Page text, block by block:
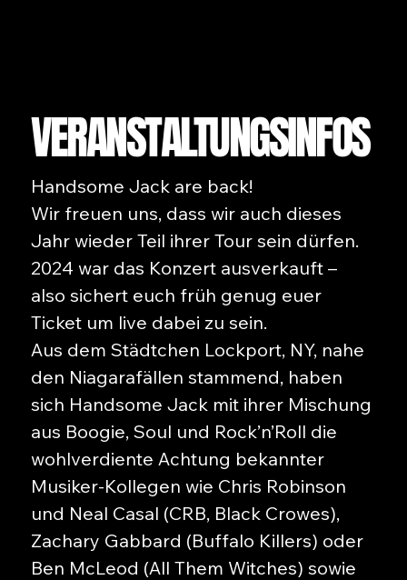
VERANSTALTUNGSINFOS
Handsome Jack are back!
Wir freuen uns, dass wir auch dieses
Jahr wieder Teil ihrer Tour sein dürfen.
2024 war das Konzert ausverkauft –
also sichert euch früh genug euer
Ticket um live dabei zu sein.
Aus dem Städtchen Lockport, NY, nahe
den Niagarafällen stammend, haben
sich Handsome Jack mit ihrer Mischung
aus Boogie, Soul und Rock’n’Roll die
wohlverdiente Achtung bekannter
Musiker-Kollegen wie Chris Robinson
und Neal Casal (CRB, Black Crowes),
Zachary Gabbard (Buffalo Killers) oder
Ben McLeod (All Them Witches) sowie